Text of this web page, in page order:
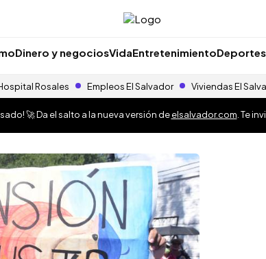
Dinero y negociosVidaEntretenimientoDeportes
Rosales Empleos El Salvador Viviendas El
🚀 Da el salto a la nueva versión deelsalvador.com . Te